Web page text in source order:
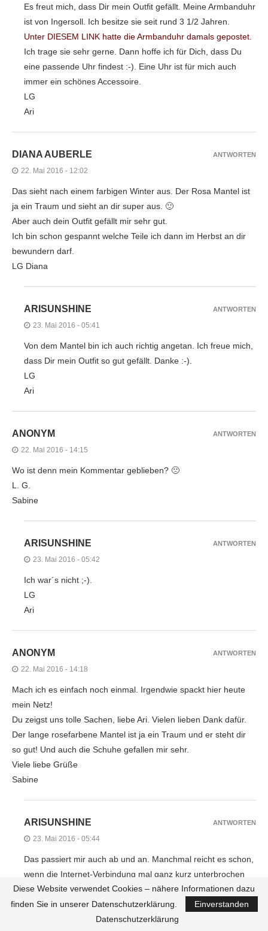
Es freut mich, dass Dir mein Outfit gefällt. Meine Armbanduhr
ist von Ingersoll. Ich besitze sie seit rund 3 1/2 Jahren.
Unter DIESEM LINK hatte die Armbanduhr damals gepostet.
Ich trage sie sehr gerne. Dann hoffe ich für Dich, dass Du
eine passende Uhr findest :-). Eine Uhr ist für mich auch
immer ein schönes Accessoire.
LG
Ari
DIANA AUBERLE
22. Mai 2016 - 12:02
Das sieht nach einem farbigen Winter aus. Der Rosa Mantel ist
ja ein Traum und sieht an dir super aus. 🙂
Aber auch dein Outfit gefällt mir sehr gut.
Ich bin schon gespannt welche Teile ich dann im Herbst an dir
bewundern darf.
LG Diana
ANTWORTEN
ARISUNSHINE
23. Mai 2016 - 05:41
Von dem Mantel bin ich auch richtig angetan. Ich freue mich,
dass Dir mein Outfit so gut gefällt. Danke :-).
LG
Ari
ANTWORTEN
ANONYM
22. Mai 2016 - 14:15
Wo ist denn mein Kommentar geblieben? 🙁
L. G.
Sabine
ANTWORTEN
ARISUNSHINE
23. Mai 2016 - 05:42
Ich war´s nicht ;-).
LG
Ari
ANTWORTEN
ANONYM
22. Mai 2016 - 14:18
Mach ich es einfach noch einmal. Irgendwie spackt hier heute
mein Netz!
Du zeigst uns tolle Sachen, liebe Ari. Vielen lieben Dank dafür.
Der lange rosefarbene Mantel ist ja ein Traum und er steht dir
so gut! Und auch die Schuhe gefallen mir sehr.
Viele liebe Grüße
Sabine
ANTWORTEN
ARISUNSHINE
23. Mai 2016 - 05:44
Das passiert mir auch ab und an. Manchmal reicht es schon,
wenn die Internet-Verbindung mal ganz kurz unterbrochen
wurde. Dann kann der Kommentar schon mal verschwinden.
Aber Dein zweiter Versuch hat ja zum Glück geklappt :-).
Der Mantel ist wirklich mein absoluter Favorit.
ANTWORTEN
Diese Website verwendet Cookies – nähere Informationen dazu
finden Sie in unserer Datenschutzerklärung.
Einverstanden
Datenschutzerklärung